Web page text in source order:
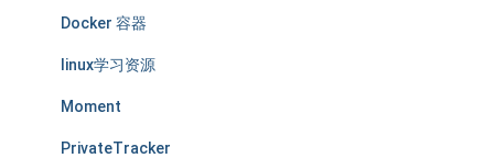
Docker 容器
linux学习资源
Moment
PrivateTracker